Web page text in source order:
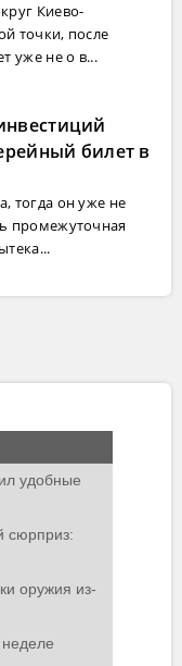
Киево-
точки, после
уже не о в...
билет в
тогда он уже не
промежуточная